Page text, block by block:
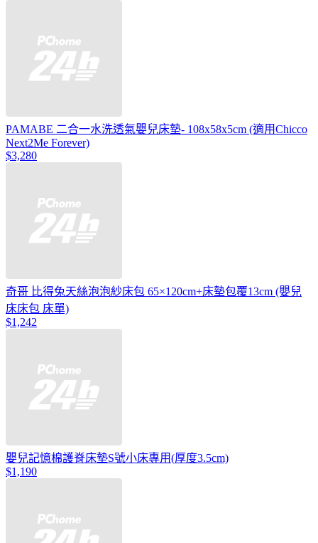
PAMABE 二合一水洗透氣嬰兒床墊- 108x58x5cm (適用Chicco
Next2Me Forever)
$3,280
奇哥 比得兔天絲泡泡紗床包 65×120cm+床墊包覆13cm (嬰兒
床床包 床單)
$1,242
嬰兒記憶棉護脊床墊S號小床專用(厚度3.5cm)
$1,190